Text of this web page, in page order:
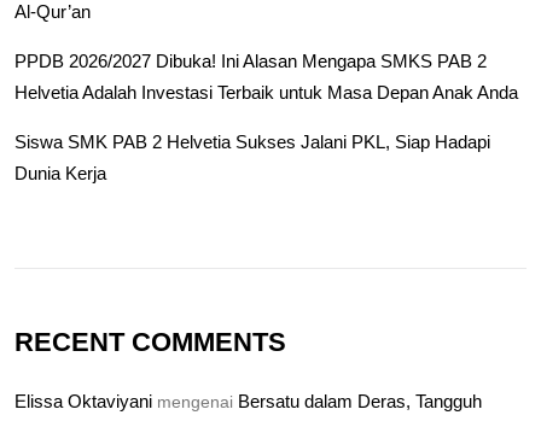
Al-Qur’an
PPDB 2026/2027 Dibuka! Ini Alasan Mengapa SMKS PAB 2
Helvetia Adalah Investasi Terbaik untuk Masa Depan Anak Anda
Siswa SMK PAB 2 Helvetia Sukses Jalani PKL, Siap Hadapi
Dunia Kerja
RECENT COMMENTS
Elissa Oktaviyani mengenai Bersatu dalam Deras, Tangguh